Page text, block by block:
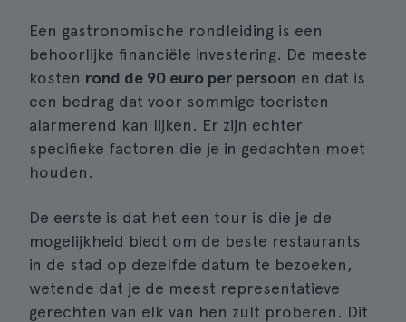
Een gastronomische rondleiding is een
behoorlijke financiële investering. De meeste
kosten rond de 90 euro per persoon en dat is
een bedrag dat voor sommige toeristen
alarmerend kan lijken. Er zijn echter
specifieke factoren die je in gedachten moet
houden.
De eerste is dat het een tour is die je de
mogelijkheid biedt om de beste restaurants
in de stad op dezelfde datum te bezoeken,
wetende dat je de meest representatieve
gerechten van elk van hen zult proberen. Dit